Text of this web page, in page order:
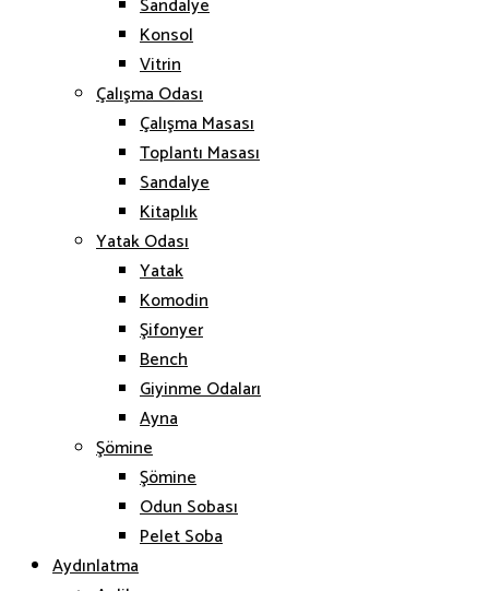
Sandalye
Konsol
Vitrin
Çalışma Odası
Çalışma Masası
Toplantı Masası
Sandalye
Kitaplık
Yatak Odası
Yatak
Komodin
Şifonyer
Bench
Giyinme Odaları
Ayna
Şömine
Şömine
Odun Sobası
Pelet Soba
Aydınlatma